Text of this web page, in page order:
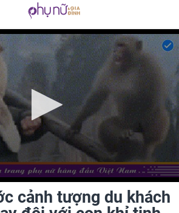
cảnh tượng du khách